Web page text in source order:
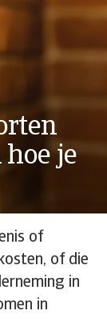
je
of
of die
in
in